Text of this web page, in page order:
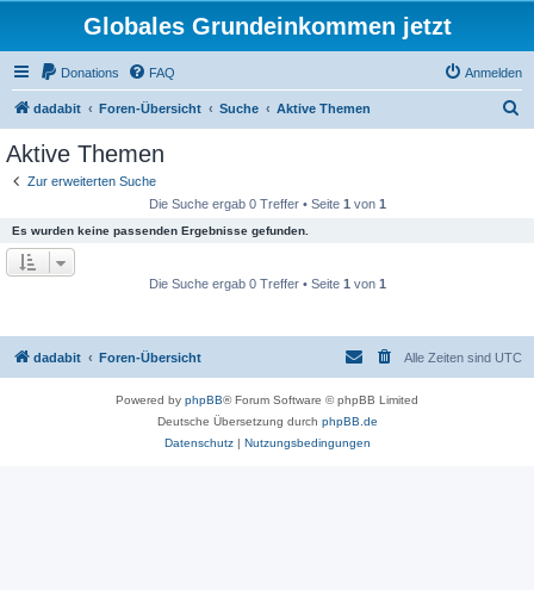
Globales Grundeinkommen jetzt
Donations FAQ Anmelden
dadabit Foren-Übersicht Suche Aktive Themen
Aktive Themen
Zur erweiterten Suche
Die Suche ergab 0 Treffer • Seite 1 von 1
Es wurden keine passenden Ergebnisse gefunden.
Die Suche ergab 0 Treffer • Seite 1 von 1
dadabit Foren-Übersicht Alle Zeiten sind UTC
Powered by phpBB® Forum Software © phpBB Limited
Deutsche Übersetzung durch phpBB.de
Datenschutz| Nutzungsbedingungen